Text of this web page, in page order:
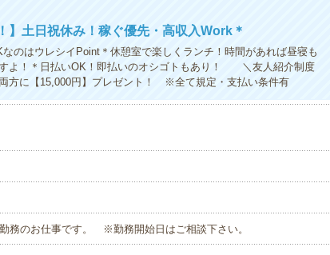
】土日祝休み！稼ぐ優先・高収入Work＊
のはウレシイPoint＊休憩室で楽しくランチ！時間があれば昼寝も
よ！＊日払いOK！即払いのオシゴトもあり！ ＼友人紹介制度
に【15,000円】プレゼント！ ※全て規定・支払い条件有
務のお仕事です。 ※勤務開始日はご相談下さい。